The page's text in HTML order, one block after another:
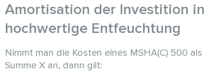
Amortisation der Investition in
hochwertige Entfeuchtung
Nimmt man die Kosten eines MSHA(C) 500 als
Summe X an, dann gilt: